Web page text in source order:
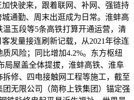
快驶来，跟着联网、补网、强链持
通勤、周末出逛成为日常。淮蚌高
玉段等5条高铁打算开通运营，清
发量接连刷新记载，从2021年徐连
风险；同比增加4.2%。东方枢纽
局屋盖全体提拔，淮蚌高铁、淮阜
修、四电接触网工程等施工，截至
团无限公司（简称上铁集团）锚定强